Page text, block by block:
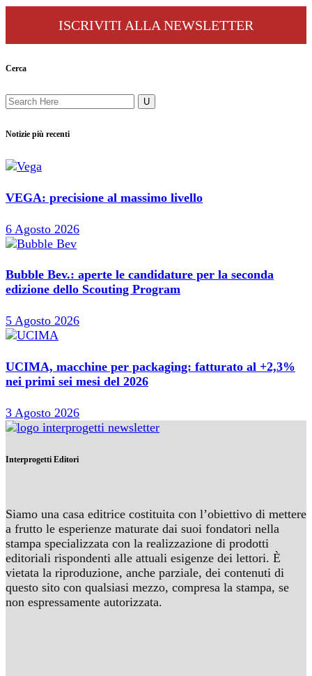
ISCRIVITI ALLA NEWSLETTER
Cerca
Notizie più recenti
VEGA: precisione al massimo livello
6 Agosto 2026
Bubble Bev.: aperte le candidature per la seconda
edizione dello Scouting Program
5 Agosto 2026
UCIMA, macchine per packaging: fatturato al +2,3%
nei primi sei mesi del 2026
3 Agosto 2026
Interprogetti Editori
Siamo una casa editrice costituita con l’obiettivo di mettere
a frutto le esperienze maturate dai suoi fondatori nella
stampa specializzata con la realizzazione di prodotti
editoriali rispondenti alle attuali esigenze dei lettori. È
vietata la riproduzione, anche parziale, dei contenuti di
questo sito con qualsiasi mezzo, compresa la stampa, se
non espressamente autorizzata.